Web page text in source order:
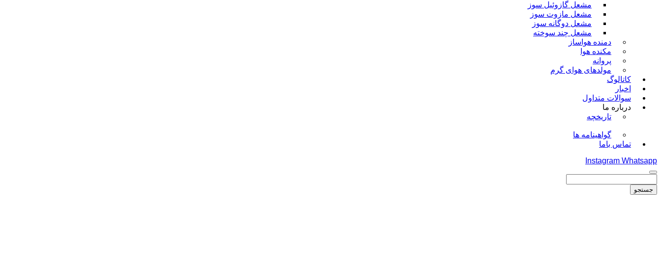
مشعل گازوئیل سوز
مشعل مازوت سوز
مشعل دوگانه سوز
مشعل چند سوخته
دمنده هواساز
مکنده هوا
پروانه
مولدهای هوای گرم
کاتالوگ
اخبار
سوالات متداول
درباره ما
تاریخچه
گواهینامه ها
تماس باما
Instagram Whatsapp